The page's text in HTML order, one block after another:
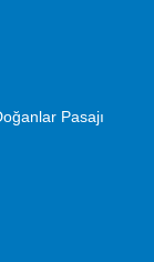
Pasajı